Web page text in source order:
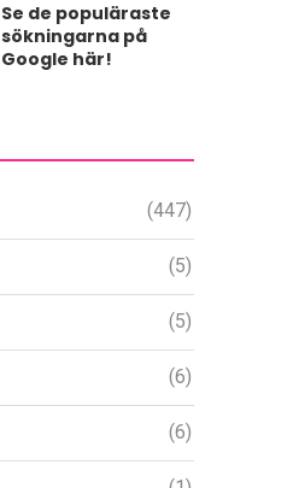
Se de populäraste
sökningarna på
Google här!
(447)
(5)
(5)
(6)
(6)